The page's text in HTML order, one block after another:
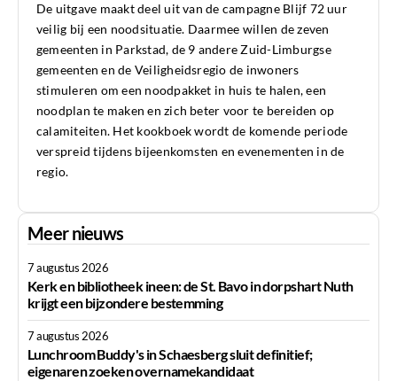
De uitgave maakt deel uit van de campagne Blijf 72 uur
veilig bij een noodsituatie. Daarmee willen de zeven
gemeenten in Parkstad, de 9 andere Zuid-Limburgse
gemeenten en de Veiligheidsregio de inwoners
stimuleren om een noodpakket in huis te halen, een
noodplan te maken en zich beter voor te bereiden op
calamiteiten. Het kookboek wordt de komende periode
verspreid tijdens bijeenkomsten en evenementen in de
regio.
Meer nieuws
7 augustus 2026
Kerk en bibliotheek ineen: de St. Bavo in dorpshart Nuth
krijgt een bijzondere bestemming
7 augustus 2026
Lunchroom Buddy's in Schaesberg sluit definitief;
eigenaren zoeken overnamekandidaat